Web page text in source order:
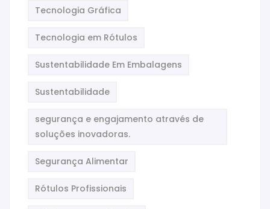
Tecnologia Gráfica
Tecnologia em Rótulos
Sustentabilidade Em Embalagens
Sustentabilidade
segurança e engajamento através de
soluções inovadoras.
Segurança Alimentar
Rótulos Profissionais